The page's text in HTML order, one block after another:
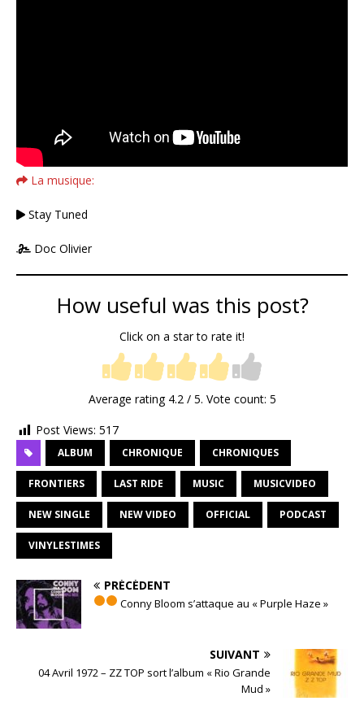
La musique:
Stay Tuned
Doc Olivier
How useful was this post?
Click on a star to rate it!
Average rating 4.2/ 5. Vote count: 5
Post Views: 517
ALBUM CHRONIQUE CHRONIQUES
FRONTIERS LAST RIDE MUSIC MUSICVIDEO
NEW SINGLE NEW VIDEO OFFICIAL PODCAST
VINYLESTIMES
PRÉCÉDENT
Conny Bloom s’attaque au « Purple Haze »
SUIVANT
04 Avril 1972 – ZZ TOP sort l’album « Rio Grande
Mud »